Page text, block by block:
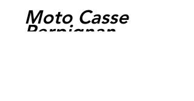
Moto Casse
Perpignan